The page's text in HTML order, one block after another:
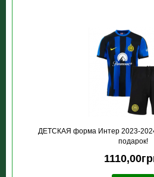
ДЕТСКАЯ форма Интер 2023-
подарок!